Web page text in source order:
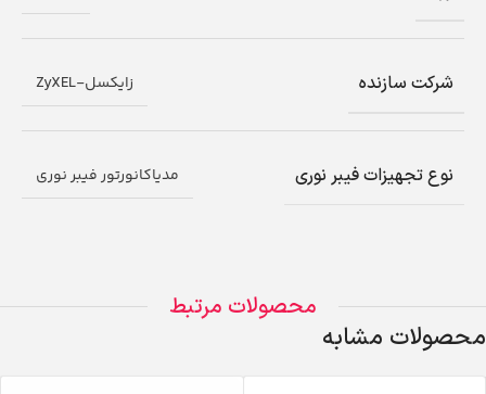
شرکت سازنده زایکسل-ZyXEL
نوع تجهیزات فیبر نوری مدیاکانورتور فیبر نوری
محصولات مرتبط
محصولات مشابه